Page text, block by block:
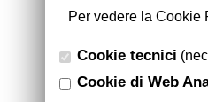
Per vedere la Cookie
Cookie tecnici
Cookie di Web